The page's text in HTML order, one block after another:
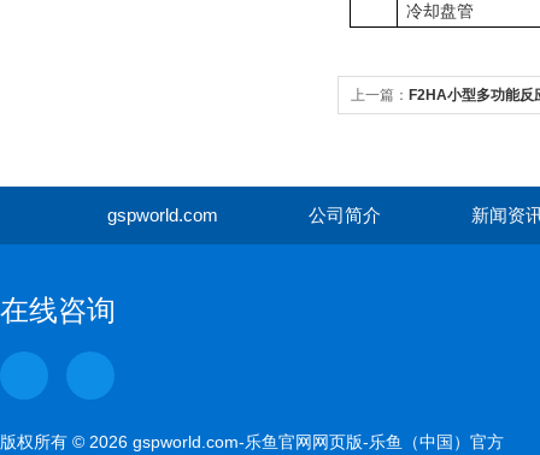
冷却盘管
上一篇： F2HA小型多功能反
gspworld.com 公司简介 新闻资
在线咨询
版权所有 © 2026 gspworld.com-乐鱼官网网页版-乐鱼（中国）官方